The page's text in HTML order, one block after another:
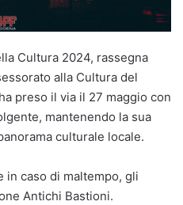
Cultura 2024, rassegna
alla Cultura del
preso il via il 27 maggio con
mantenendo la sua
culturale locale.
caso di maltempo, gli
Antichi Bastioni.